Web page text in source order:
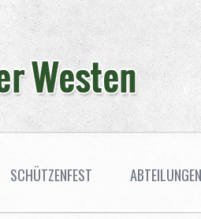
SCHÜTZENFEST ABTEILUNGEN